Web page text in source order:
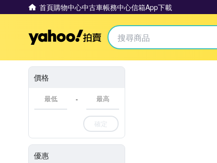
首頁購物中心中古車帳務中心信箱App下載
Yahoo拍賣
價格
-
確定
優惠